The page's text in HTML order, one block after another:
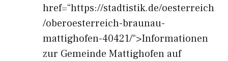
href=“https://stadtistik.de/oesterreich
/oberoesterreich-braunau-
mattighofen-40421/“>Informationen
zur Gemeinde Mattighofen auf